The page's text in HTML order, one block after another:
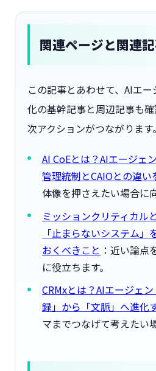
関連ページと関連
この記事とあわせて、AIエ
化の基幹記事と周辺記事も
次アクションがつながります。
AI CoEとは？AIエージェ
管理統制とCAIOとの違い
体像を押さえたい場合に
ミッションクリティカル
「止まらないシステム」
おくべきこと ：近い論点
に役立ちます。
CRMxとは？AIエージェ
録」から「文脈」へ進化
マまでつなげて考えたい